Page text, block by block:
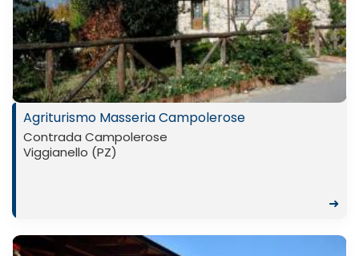
Previ
ous
Next
Agriturismo Masseria Campolerose
Contrada Campolerose
Viggianello (PZ)
➜